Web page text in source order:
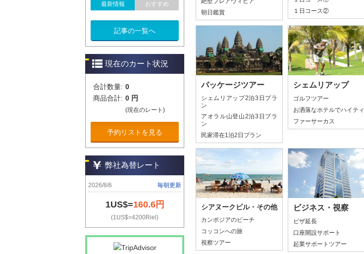
最新情報 おすすめ
記事の一覧へ
現在のカート状況
合計数量: 0
商品合計: 0 円
(現在のレート)
予約リストを見る
弊社為替レート
2026/8/6 毎朝更新
1US$=160.6円
(1US$=4200Riel)
朝日鑑賞
１日コース②
パッケージツアー
シェムリアップ2泊3日プラ
ン
アオラル山登山2泊3日プラ
ン
民家滞在1泊2日プラン
シェムリアップ
ゴルフツアー
お洒落なホテルでハイティ
ファーサーカス
シアヌークビル・その他
カンボジアのビーチ
コッコンへの旅
視察ツアー
ビジネス・視察
ビザ延長
口座開設サポート
起業サポートツアー